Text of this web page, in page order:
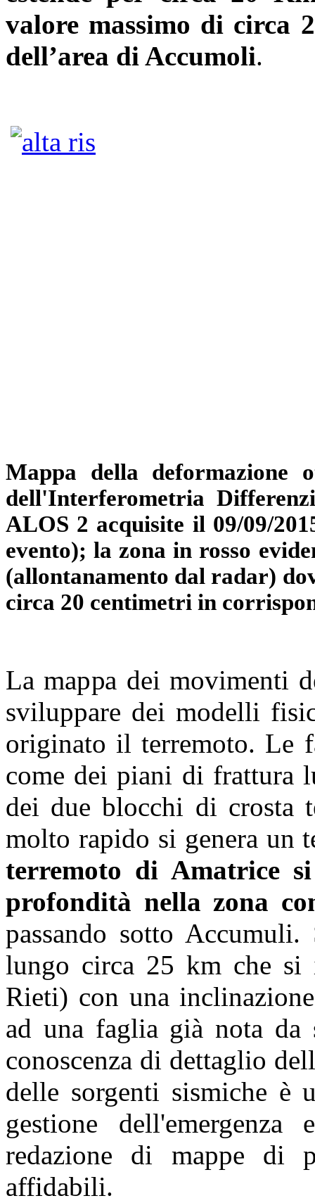
valore massimo di circa
dell’area di Accumoli.
Mappa della deformazione
dell'Interferometria
ALOS 2 acquisite il 09/09/
evento); la zona in rosso
(allontanamento dal radar)
circa 20 centimetri in
La mappa dei movimenti
sviluppare dei modelli
originato il terremoto. Le
come dei piani di frattura
dei due blocchi di crosta
molto rapido si genera un
terremoto di Amatrice
profondità nella zona
passando sotto
lungo circa 25 km che si
Rieti) con una
ad una faglia già nota
conoscenza di dettaglio
delle sorgenti sismiche è
gestione
redazione di mappe di
affidabili.